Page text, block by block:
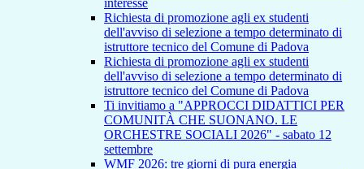
interesse
Richiesta di promozione agli ex studenti
dell'avviso di selezione a tempo determinato di
istruttore tecnico del Comune di Padova
Richiesta di promozione agli ex studenti
dell'avviso di selezione a tempo determinato di
istruttore tecnico del Comune di Padova
Ti invitiamo a "APPROCCI DIDATTICI PER
COMUNITÀ CHE SUONANO. LE
ORCHESTRE SOCIALI 2026" - sabato 12
settembre
WMF 2026: tre giorni di pura energia